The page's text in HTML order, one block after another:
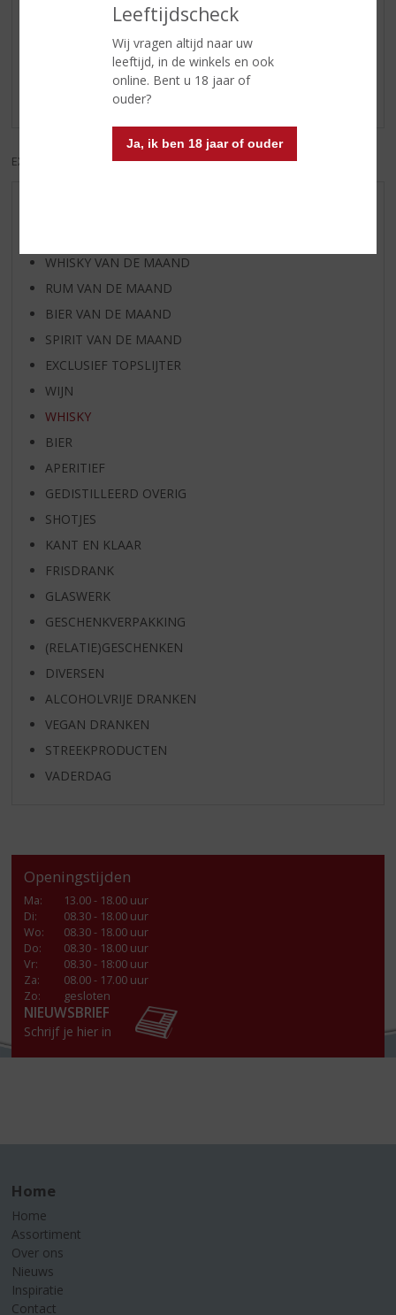
Leeftijdscheck
Wij vragen altijd naar uw
leeftijd, in de winkels en ook
online. Bent u 18 jaar of
ouder?
Ja, ik ben 18 jaar of ouder
Reviews
Schrijf een review
Er zijn nog geen reviews geplaatst voor dit product
EXCL. BTW INCL. BTW
WHISKY VAN DE MAAND
RUM VAN DE MAAND
BIER VAN DE MAAND
SPIRIT VAN DE MAAND
EXCLUSIEF TOPSLIJTER
WIJN
WHISKY
BIER
APERITIEF
GEDISTILLEERD OVERIG
SHOTJES
KANT EN KLAAR
FRISDRANK
GLASWERK
GESCHENKVERPAKKING
(RELATIE)GESCHENKEN
DIVERSEN
ALCOHOLVRIJE DRANKEN
VEGAN DRANKEN
STREEKPRODUCTEN
VADERDAG
Openingstijden
Ma:
13.00 - 18.00 uur
Di:
08.30 - 18.00 uur
Wo:
08.30 - 18.00 uur
Do:
08.30 - 18.00 uur
Vr:
08.30 - 18:00 uur
Za:
08.00 - 17.00 uur
Zo:
gesloten
NIEUWSBRIEF
Schrijf je hier in
Home
Home
Assortiment
Over ons
Nieuws
Inspiratie
Contact